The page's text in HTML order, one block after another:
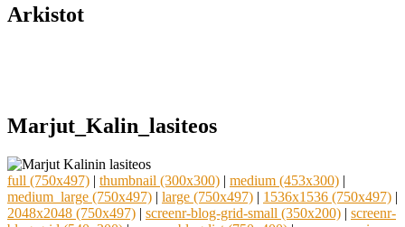
Arkistot
Marjut_Kalin_lasiteos
full (750x497) | thumbnail (300x300) | medium (453x300) |
medium_large (750x497) | large (750x497) | 1536x1536 (750x497) |
2048x2048 (750x497) | screenr-blog-grid-small (350x200) | screenr-